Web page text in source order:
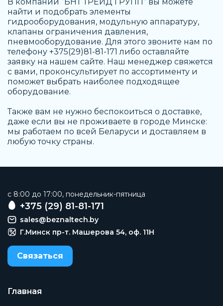
найти и подобрать элементы
гидрооборудования, модульную аппаратуру,
клапаны ограничения давления,
пневмооборудование. Для этого звоните нам по
телефону +375(29)81-81-171 либо оставляйте
заявку на нашем сайте. Наш менеджер свяжется
с вами, проконсультирует по ассортименту и
поможет выбрать наиболее подходящее
оборудование.
Также вам не нужно беспокоиться о доставке,
даже если вы не проживаете в городе Минске:
мы работаем по всей Беларуси и доставляем в
любую точку страны.
c 8:00 до 17:00, понедельник-пятница
+375 (29) 81-81-171
sales@beznaltech.by
Г.Минск пр-т. Машерова 54, оф. 11H
Связаться
Главная